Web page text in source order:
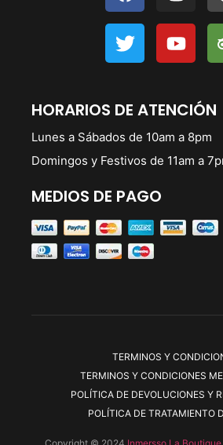
HORARIOS DE ATENCIÓN
Lunes a Sábados de 10am a 8pm
Domingos y Festivos de 11am a
MEDIOS DE PAGO
TERMINOS Y
TERMINOS Y CONDICIONES
POLÍTICA DE DEVOLUCIONES Y
POLÍTICA DE TRATAMIENTO